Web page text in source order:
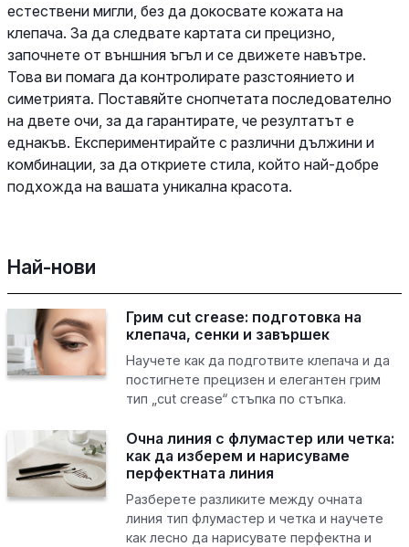
естествени мигли, без да докосвате кожата на
клепача. За да следвате картата си прецизно,
започнете от външния ъгъл и се движете навътре.
Това ви помага да контролирате разстоянието и
симетрията. Поставяйте снопчетата последователно
на двете очи, за да гарантирате, че резултатът е
еднакъв. Експериментирайте с различни дължини и
комбинации, за да откриете стила, който най-добре
подхожда на вашата уникална красота.
Най-нови
Грим cut crease: подготовка на
клепача, сенки и завършек
Научете как да подготвите клепача и да
постигнете прецизен и елегантен грим
тип „cut crease“ стъпка по стъпка.
Очна линия с флумастер или четка:
как да изберем и нарисуваме
перфектната линия
Разберете разликите между очната
линия тип флумастер и четка и научете
как лесно да нарисувате перфектна и